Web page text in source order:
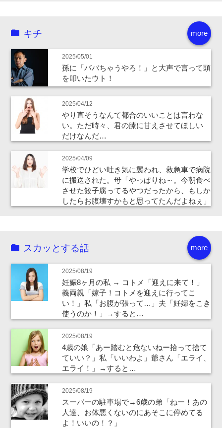
more
キチ
2025/05/01
孫に「ババちゃうやろ！」と大声で言って頭
を叩いたウト！
2025/04/12
やり直そうなんて都合のいいことは言わな
い。ただ時々、君の膝に甘えさせてほしい
だけなんだ…
2025/04/09
学校でひどい吐き気に襲われ、救急車で病院
に搬送された。母「やっぱりね～。今朝食べ
させた餃子腐ってるやつだったから、もしか
したらお腹壊すかもと思ってたんだよねぇ」
more
スカッとする話
2025/08/19
妊娠8ヶ月の私 → コトメ「迎えに来て！」
義両親「嫁子！コトメを迎えに行ってこ
い！」私「お腹が張って…」夫「妊婦をこき
使うのか！」→すると…
2025/08/19
4歳の娘「あー踏むと危ないねー拾って捨て
ていい？」私「いいわよ」爺さん「エライ、
エライ！」→すると…
2025/08/19
スーパーの駐車場で→6歳の弟「ねー！あの
人達、お体悪くないのにあそこに停めてる
よ！いいの！？」